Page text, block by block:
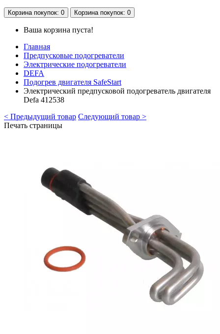
Корзина покупок: 0 Корзина покупок: 0
Ваша корзина пуста!
Главная
Предпусковые подогреватели
Электрические подогреватели
DEFA
Подогрев двигателя SafeStart
Электрический предпусковой подогреватель двигателя
Defa 412538
< Предыдущий товар Следующий товар >
Печать страницы